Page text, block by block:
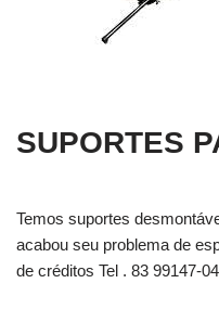
SUPORTES
Temos suportes
acabou seu problema de
de créditos Tel . 83 99147-